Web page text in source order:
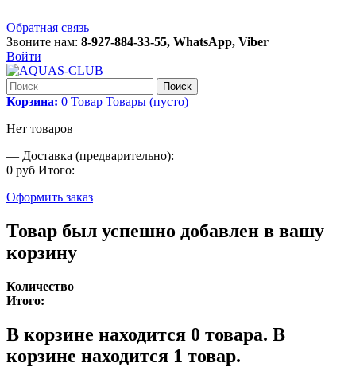
Обратная связь
Звоните нам: 8-927-884-33-55, WhatsApp, Viber
Войти
Поиск
Корзина: 0 Товар Товары (пусто)
Нет товаров
— Доставка (предварительно):
0 руб Итого:
Оформить заказ
Товар был успешно добавлен в вашу
корзину
Количество
Итого:
В корзине находится 0 товара. В
корзине находится 1 товар.